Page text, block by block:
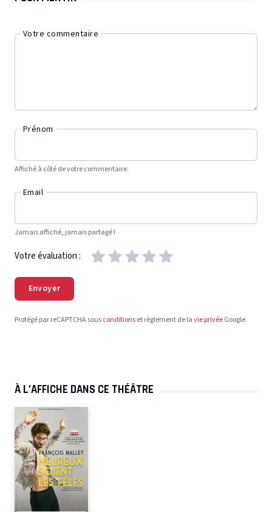
Votre commentaire
Prénom
Affiché à côté de votre commentaire.
Email
Jamais affiché, jamais partagé !
Votre évaluation :
Envoyer
Protégé par reCAPTCHA sousconditionset règlement de lavie privéeGoogle.
À L’AFFICHE DANS CE THÉÂTRE